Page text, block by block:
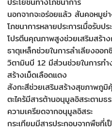
นอกจากจะอร่อยแล้ว สันคอหมูย่
โภชนาการหลายประการเมื่อรับป
โปรตีนคุณภาพสูงช่วยเสริมสร้าง
ธาตุเหล็กช่วยในการลำเลียงออก
วิตามินบี 12 มีส่วนช่วยในการทำ
สร้างเม็ดเลือดแดง
สังกะสีช่วยเสริมสร้างสุขภาพภู
ตะไคร้มีสารต้านอนุมูลอิสระตาม
ความเครียดจากอนุมูลอิสระ
กระเทียมมีสารประกอบจากพืชที่